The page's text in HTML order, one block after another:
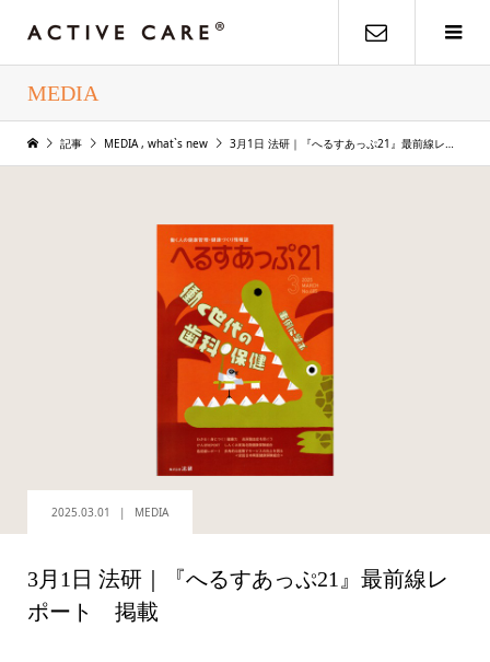
MEDIA
記事 MEDIA , what`s new 3月1日 法研｜『へるすあっぷ21』最前線レポート 掲載
2025.03.01 MEDIA
3月1日 法研｜『へるすあっぷ21』最前線レ
ポート 掲載